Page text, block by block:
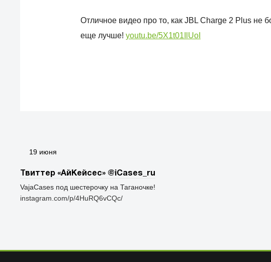
Отличное видео про то, как JBL Charge 2 Plus не
еще лучше! youtu.be/5X1t01IlUoI
19 июня
Твиттер «АйКейсес» ‏@iCases_ru
VajaCases под шестерочку на Таганочке!
instagram.com/p/4HuRQ6vCQc/